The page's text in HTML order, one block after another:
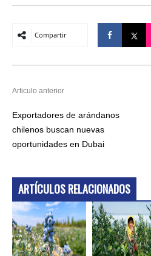
Compartir
Articulo anterior
Exportadores de arándanos
chilenos buscan nuevas
oportunidades en Dubai
ARTÍCULOS RELACIONADOS